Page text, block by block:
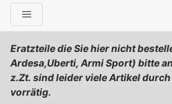
Eratzteile die Sie hier nicht
Ardesa,Uberti, Armi Sport) bitte
z.Zt. sind leider viele Artikel
vorrätig.